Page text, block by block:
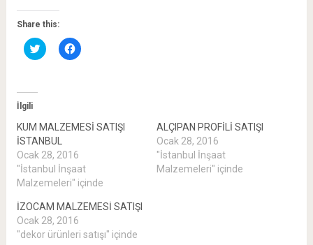
Share this:
Twitter
üzerinde
Facebook'ta
paylaşmak
İlgili
KUM MALZEMESİ SATIŞI
İSTANBUL
Ocak 28, 2016
"İstanbul İnşaat
Malzemeleri" içinde
ALÇIPAN PROFİLİ SATIŞI
Ocak 28, 2016
"İstanbul İnşaat
Malzemeleri" içinde
İZOCAM MALZEMESİ SATIŞI
Ocak 28, 2016
"dekor ürünleri satışı" içinde